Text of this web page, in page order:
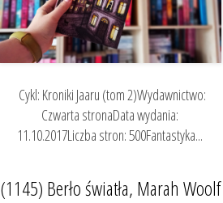
Cykl: Kroniki Jaaru (tom 2)Wydawnictwo:
Czwarta stronaData wydania:
11.10.2017Liczba stron: 500Fantastyka...
(1145) Berło światła, Marah Woolf